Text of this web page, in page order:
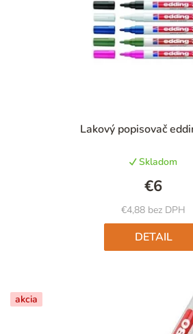
Lakový popisovač
je
4,8
z
5
Skladom
€4,88 bez DPH
€6
DETAIL
akcia